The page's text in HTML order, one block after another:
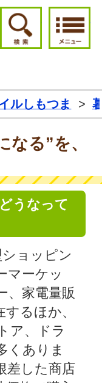
妻市移住・定
検索ボタ
ルしもつま >
なる”を、
うなって
ョッピン
マーケッ
、家電量販
るほか、
ア、ドラ
くありま
差した商店